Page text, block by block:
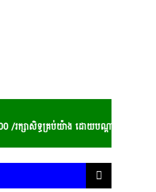
ធគ្រប់យ៉ាង ដោយបណ្តាញសារព័ត៍មាន កោះ